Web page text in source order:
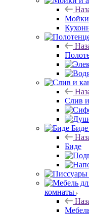
Мойки
Слив
Биде
Биде
комнаты